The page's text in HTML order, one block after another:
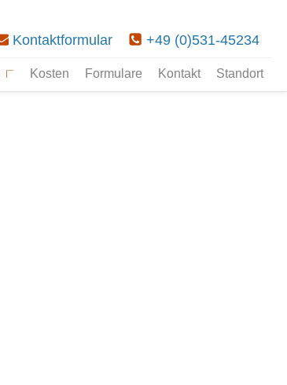
Kontaktformular +49 (0)531-45234
Kosten Formulare Kontakt Standort